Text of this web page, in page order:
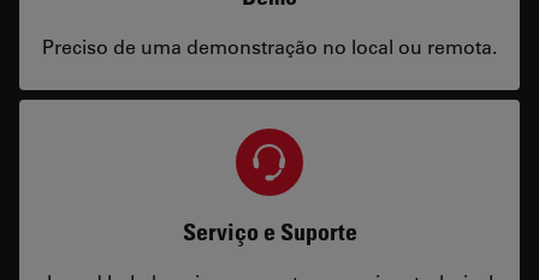
Preciso de uma demonstração no local ou remota.
Serviço e Suporte